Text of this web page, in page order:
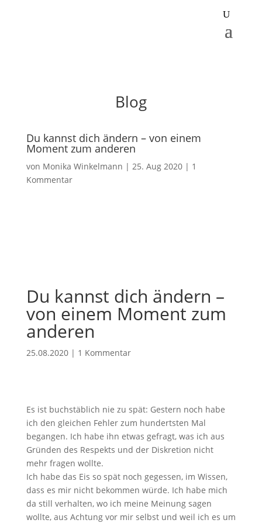
Blog
Du kannst dich ändern – von einem
Moment zum anderen
von Monika Winkelmann | 25. Aug 2020| 1
Kommentar
Du kannst dich ändern –
von einem Moment zum
anderen
25.08.2020| 1 Kommentar
Es ist buchstäblich nie zu spät: Gestern noch habe
ich den gleichen Fehler zum hundertsten Mal
begangen. Ich habe ihn etwas gefragt, was ich aus
Gründen des Respekts und der Diskretion nicht
mehr fragen wollte.
Ich habe das Eis so spät noch gegessen, im Wissen,
dass es mir nicht bekommen würde. Ich habe mich
da still verhalten, wo ich meine Meinung sagen
wollte, aus Achtung vor mir selbst und weil ich es um